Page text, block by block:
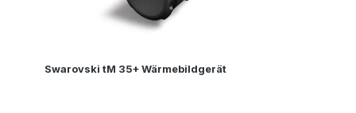
Swarovski tM 35+ Wärmebildgerät